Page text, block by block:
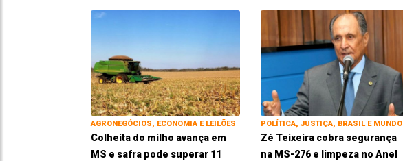
AGRONEGÓCIOS, ECONOMIA E LEILÕES
Colheita do milho avança em
MS e safra pode superar 11
POLÍTICA, JUSTIÇA, BRASIL E MUNDO
Zé Teixeira cobra segurança
na MS-276 e limpeza no Anel